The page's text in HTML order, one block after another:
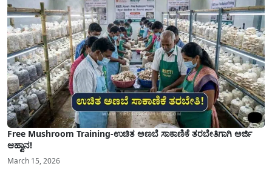
Free Mushroom Training-ಉಚಿತ ಅಣಬೆ ಸಾಕಾಣಿಕೆ ತರಬೇತಿಗಾಗಿ ಅರ್ಜಿ
ಆಹ್ವಾನ!
March 15, 2026